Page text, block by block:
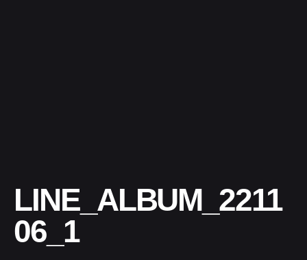
LINE_ALBUM_2211
06_1